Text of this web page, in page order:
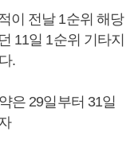
이 전날 1순위 해당
11일 1순위 기타지
.
은 29일부터 31일